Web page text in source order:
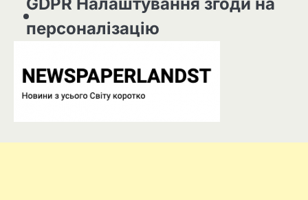
GDPR Налаштування згоди на
персоналізацію